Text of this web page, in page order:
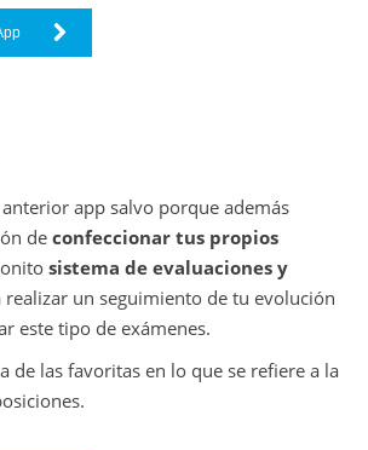
app salvo porque además
de confeccionar tus propios
sistema de evaluaciones y
realizar un seguimiento de tu evolución
este tipo de exámenes.
de las favoritas en lo que se refiere a la